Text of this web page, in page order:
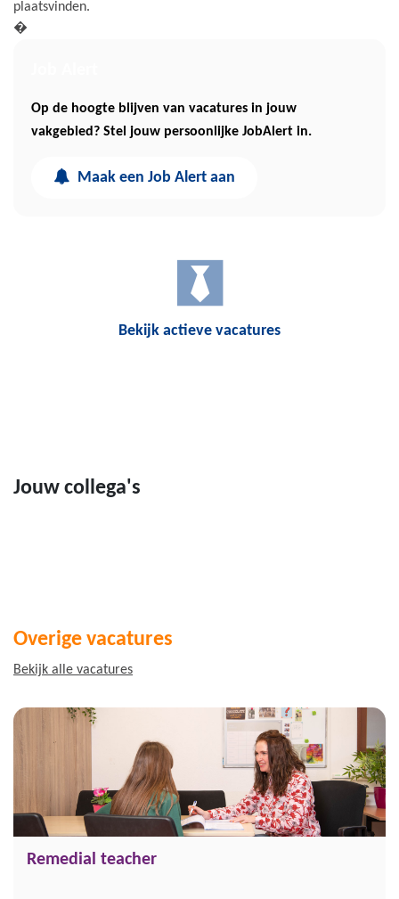
plaatsvinden.
�
Op de hoogte blijven van vacatures in jouw
vakgebied? Stel jouw persoonlijke JobAlert in.
Maak een Job Alert aan
Bekijk actieve vacatures
Jouw collega's
Overige vacatures
Bekijk alle vacatures
Remedial teacher